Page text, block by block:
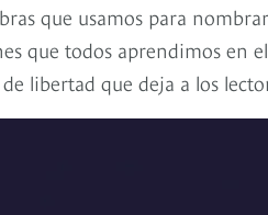
que usamos para
que todos aprendimos en
libertad que deja a los